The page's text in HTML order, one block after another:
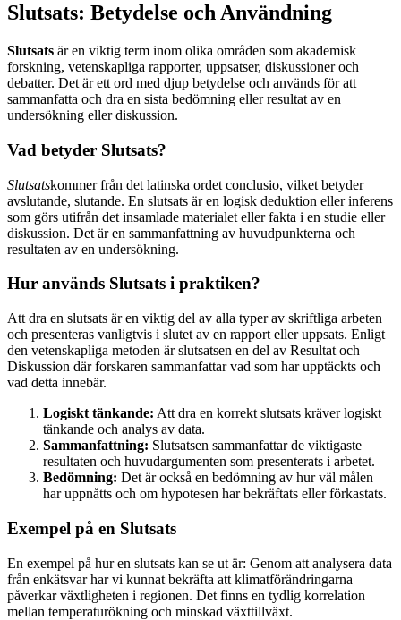
Slutsats: Betydelse och Användning
Slutsats är en viktig term inom olika områden som akademisk
forskning, vetenskapliga rapporter, uppsatser, diskussioner och
debatter. Det är ett ord med djup betydelse och används för att
sammanfatta och dra en sista bedömning eller resultat av en
undersökning eller diskussion.
Vad betyder Slutsats?
Slutsatskommer från det latinska ordet conclusio, vilket betyder
avslutande, slutande. En slutsats är en logisk deduktion eller inferens
som görs utifrån det insamlade materialet eller fakta i en studie eller
diskussion. Det är en sammanfattning av huvudpunkterna och
resultaten av en undersökning.
Hur används Slutsats i praktiken?
Att dra en slutsats är en viktig del av alla typer av skriftliga arbeten
och presenteras vanligtvis i slutet av en rapport eller uppsats. Enligt
den vetenskapliga metoden är slutsatsen en del av Resultat och
Diskussion där forskaren sammanfattar vad som har upptäckts och
vad detta innebär.
Logiskt tänkande: Att dra en korrekt slutsats kräver logiskt
tänkande och analys av data.
Sammanfattning: Slutsatsen sammanfattar de viktigaste
resultaten och huvudargumenten som presenterats i arbetet.
Bedömning: Det är också en bedömning av hur väl målen
har uppnåtts och om hypotesen har bekräftats eller förkastats.
Exempel på en Slutsats
En exempel på hur en slutsats kan se ut är: Genom att analysera data
från enkätsvar har vi kunnat bekräfta att klimatförändringarna
påverkar växtligheten i regionen. Det finns en tydlig korrelation
mellan temperaturökning och minskad växttillväxt.